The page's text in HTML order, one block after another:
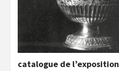
catalogue de l’exposition